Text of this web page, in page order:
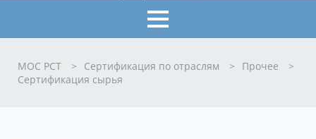
МОС РСТ > Сертификация по отраслям > Прочее
>
Сертификация сырья